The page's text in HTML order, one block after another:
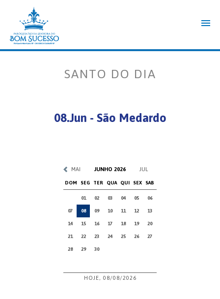
SANTO DO DIA
08.Jun - São Medardo
MAI JUNHO 2026 JUL
DOM SEG TER QUA QUI SEX SAB
01 02 03 04 05 06
07 08 09 10 11 12 13
14 15 16 17 18 19 20
21 22 23 24 25 26 27
28 29 30
HOJE, 08/08/2026